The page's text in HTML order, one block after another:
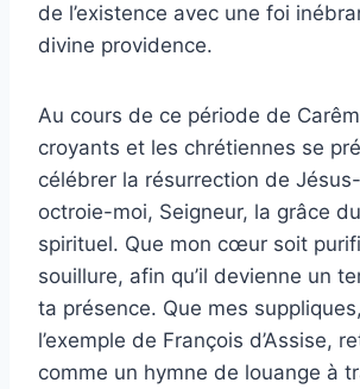
de l’existence avec une foi
divine providence.
Au cours de ce période de
croyants et les chrétiennes se
célébrer la résurrection de
octroie-moi, Seigneur, la grâce
spirituel. Que mon cœur soit
souillure, afin qu’il devienne un
ta présence. Que mes
l’exemple de François d’Assise,
comme un hymne de louange à